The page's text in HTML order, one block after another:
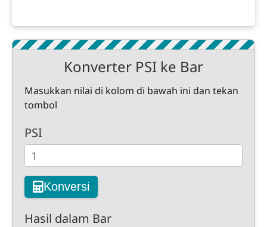
Konverter PSI ke Bar
Masukkan nilai di kolom di bawah ini dan tekan
tombol
PSI
Konversi
Hasil dalam Bar